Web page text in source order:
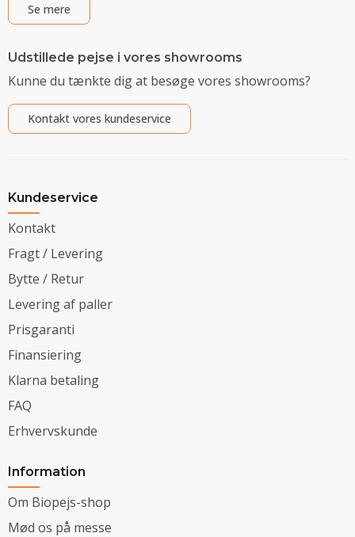
Se mere
Udstillede pejse i vores showrooms
Kunne du tænkte dig at besøge vores showrooms?
Kontakt vores kundeservice
Kundeservice
Kontakt
Fragt / Levering
Bytte / Retur
Levering af paller
Prisgaranti
Finansiering
Klarna betaling
FAQ
Erhvervskunde
Information
Om Biopejs-shop
Mød os på messe